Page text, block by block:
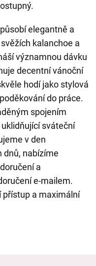
elegantně a
kalanchoe a
významnou dávku
decentní vánoční
hodí jako stylová
do práce.
spojením
sváteční
v den
dnů, nabízíme
a
e-mailem.
přístup a maximální